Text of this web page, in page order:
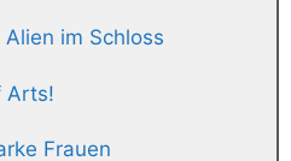
im Schloss
Arts!
Frauen